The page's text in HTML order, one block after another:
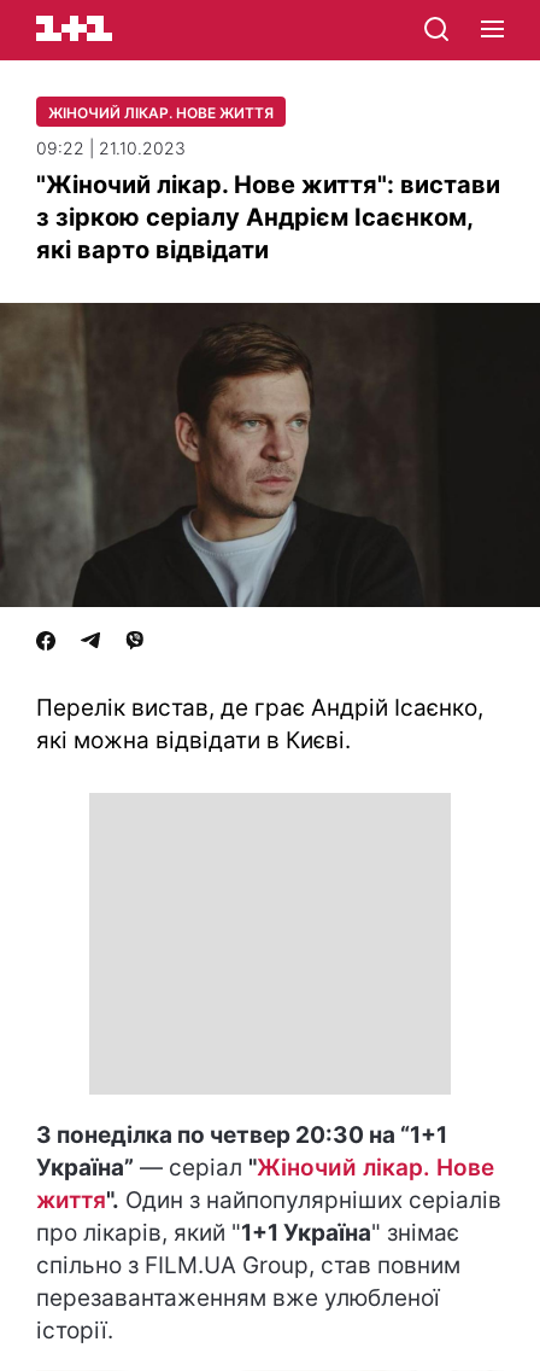
ЖІНОЧИЙ ЛІКАР. НОВЕ ЖИТТЯ
09:22 | 21.10.2023
"Жіночий лікар. Нове життя": вистави
з зіркою серіалу Андрієм Ісаєнком,
які варто відвідати
Перелік вистав, де грає Андрій Ісаєнко,
які можна відвідати в Києві.
З понеділка по четвер 20:30 на “1+1
Україна” — серіал "Жіночий лікар. Нове
життя". Один з найпопулярніших серіалів
про лікарів, який "1+1 Україна" знімає
спільно з FILM.UA Group, став повним
перезавантаженням вже улюбленої
історії.